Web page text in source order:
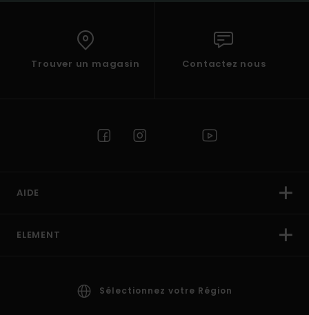
Trouver un magasin Contactez nous
AIDE
ELEMENT
Sélectionnez votre Région